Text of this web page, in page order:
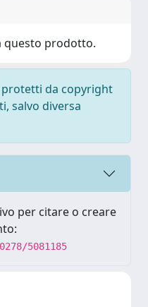
questo prodotto.
protetti da copyright
salvo diversa
per citare o creare
5081185